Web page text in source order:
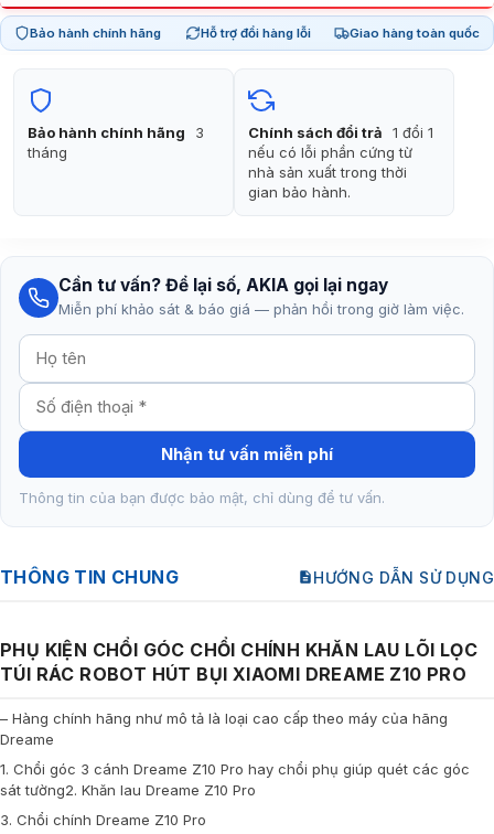
Bảo hành chính hãng Hỗ trợ đổi hàng lỗi Giao hàng toàn quốc
Bảo hành chính hãng
3
tháng
Chính sách đổi trả
1 đổi 1
nếu có lỗi phần cứng từ
nhà sản xuất trong thời
gian bảo hành.
Cần tư vấn? Để lại số, AKIA gọi lại ngay
Miễn phí khảo sát & báo giá — phản hồi trong giờ làm việc.
Nhận tư vấn miễn phí
Thông tin của bạn được bảo mật, chỉ dùng để tư vấn.
THÔNG TIN CHUNG HƯỚNG DẪN SỬ DỤNG
PHỤ KIỆN CHỔI GÓC CHỔI CHÍNH KHĂN LAU LÕI LỌC
TÚI RÁC ROBOT HÚT BỤI XIAOMI DREAME Z10 PRO
– Hàng chính hãng như mô tả là loại cao cấp theo máy của hãng
Dreame
1. Chổi góc 3 cánh Dreame Z10 Pro hay chổi phụ giúp quét các góc
sát tường2. Khăn lau Dreame Z10 Pro
3. Chổi chính Dreame Z10 Pro